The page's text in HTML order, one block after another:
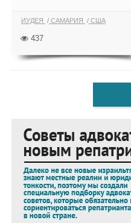
ИУДЕЯ САМАРИЯ США
437